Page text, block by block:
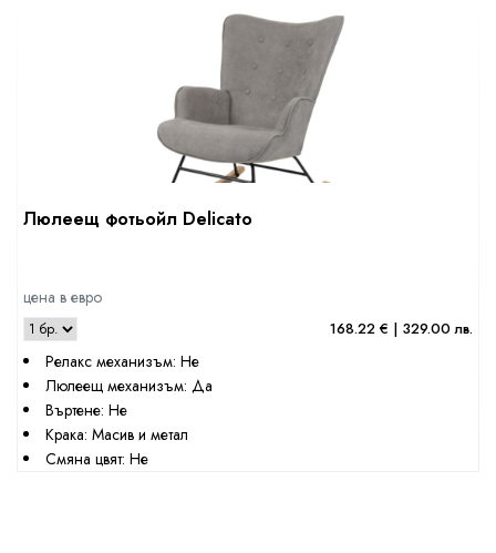
Люлеещ фотьойл Delicato
цена в евро
168.22 € | 329.00 лв.
Релакс механизъм: Не
Люлеещ механизъм: Да
Въртене: Не
Крака: Масив и метал
Смяна цвят: Не